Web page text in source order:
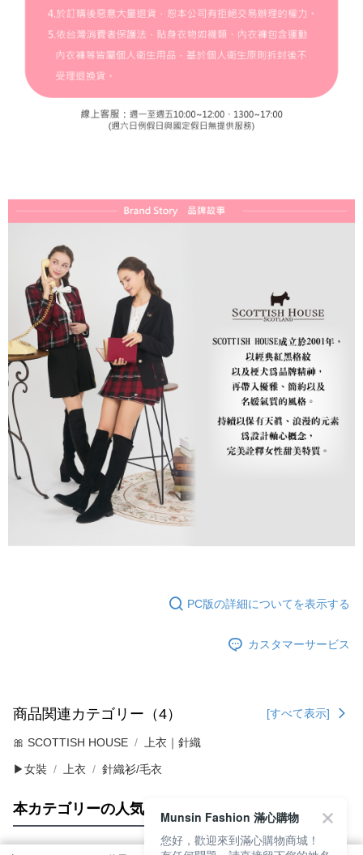
PC版の詳細についてを表示する
カスタマーサービス
商品関連カテゴリー（4） [すべて表示]
🎀 SCOTTISH HOUSE 上衣｜針織
▶女裝 上衣 針織衫/毛衣
本カテゴリーの人気商品 サイト全体のランキング
Munsin Fashion 滿心購物
您好，歡迎來到滿心購物商城！